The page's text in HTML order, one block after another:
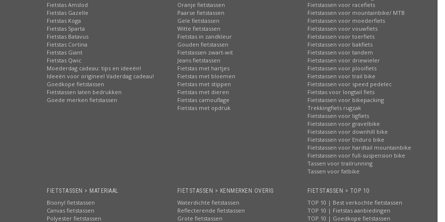
Fietstas Amslod
Fietstas Gazelle
Fietstas Koga
Fietstas Sparta
Fietstas Batavus
Fietstas Cortina
Fietstas Giant
Fietstas Qwic
Moederdag cadeau: tips en ideeën!
Ideeën voor origineel Vaderdag cadeau!
Goedkope fietstassen
Fietstassen laten bedrukken
Goede merken fietstassen
Oranje fietstassen
Paarse fietstassen
Gele fietstassen
Witte fietstassen
Fietstas in zandkleur
Gouden fietstassen
Fietstassen zwart-wit
Jeans fietstassen
Fietstas met hartjes
Fietstas met bloemen
Fietstas met stippen
Fietstas met dieren
Fietstas camouflage
Fietstas met opdruk
Fietstassen voor racefiets
Fietstassen voor mountainbike/ MTB
Fietstassen voor moederfiets
Fietstassen voor vouwfiets
Fietstassen voor toerfiets
Fietstassen voor bakfiets
Fietstassen voor tandem
Fietstassen voor driewieler
Fietstassen voor plooifiets
Fietstassen voor trail bike
Fietstassen voor speed pedelec
Fietstas voor longtail fiets
Fietstassen voor bikepacking
Trekkingfiets rugzak
Fietstassen voor ligfiets
Fietstassen voor gravelbike
Fietstassen voor downhill bike
Fietstassen voor Enduro bike
Fietstassen voor hardtail mountainbike
Fietstassen voor full-suspension bike
Tassen voor trailrunning
Tassen voor fatbike
FIETSTASSEN > MATERIAAL
Bisonyl fietstassen
Canvas fietstassen
Polyester fietstassen
FIETSTASSEN > KENMERKEN OVERIG
Waterdichte fietstassen
Reflecterende fietstassen
Grote fietstassen
FIETSTASSEN > TOP 10
TOP 10 | Best verkochte fietstassen
TOP 10 | Fietstas aanbiedingen
TOP 10 | Goedkope fietstassen